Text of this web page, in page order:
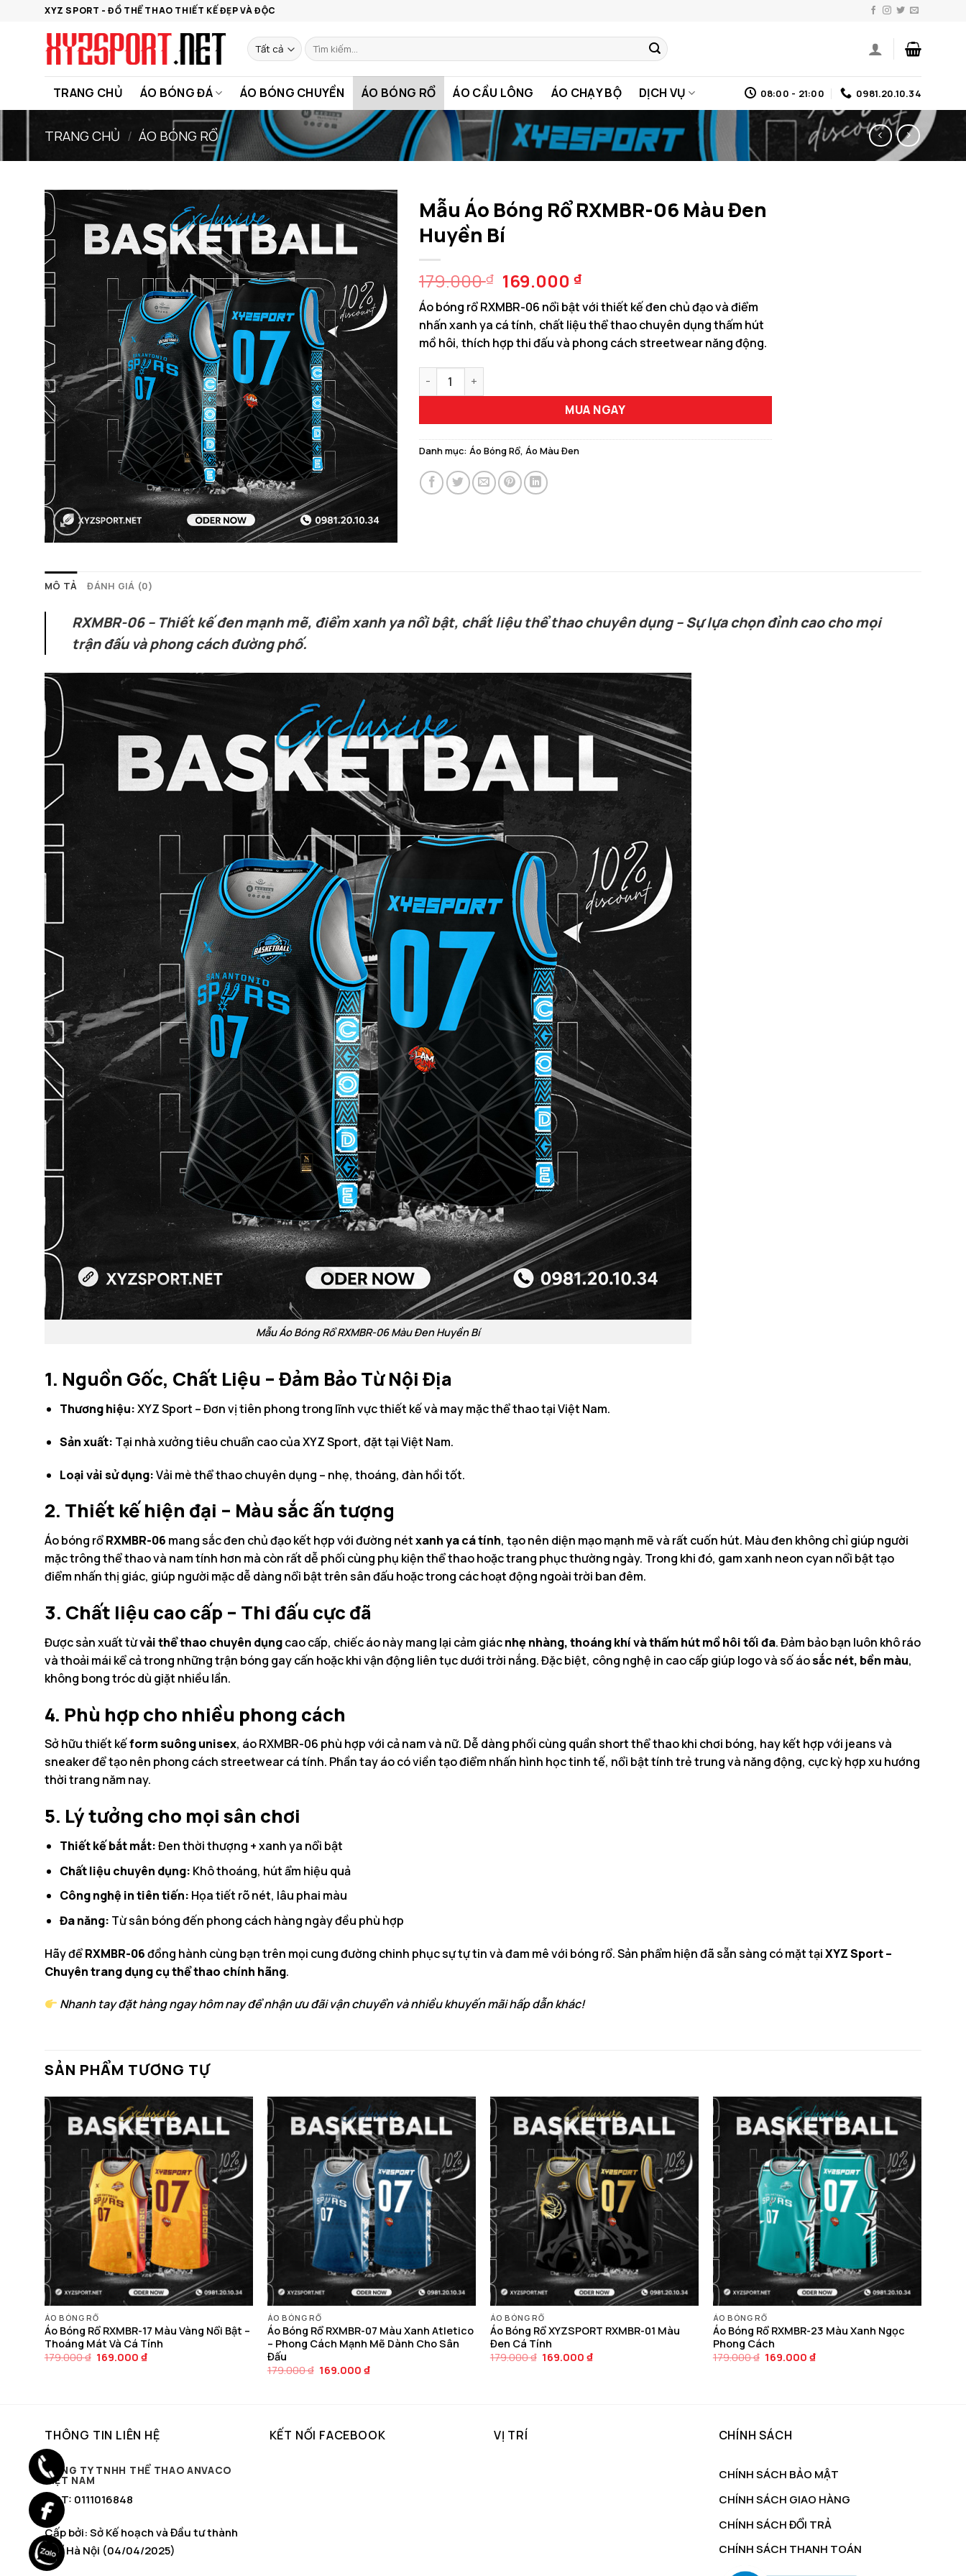
XYZ SPORT - ĐỒ THỂ THAO THIẾT KẾ ĐẸP VÀ ĐỘC
Tìm
kiếm:
TRANG CHỦ ÁO BÓNG ĐÁ ÁO BÓNG CHUYỀN ÁO BÓNG RỔ ÁO CẦU LÔNG ÁO CHẠY BỘ DỊCH VỤ 08:00 - 21:00 0981.20.10.34
TRANG CHỦ / ÁO BÓNG RỔ
Mẫu Áo Bóng Rổ RXMBR-06 Màu Đen
Huyền Bí
179.000₫ Giá
gốc
là:
179.000 ₫.
169.000₫Giá
hiện
tại
là:
169.000 ₫.
Áo bóng rổ RXMBR-06 nổi bật với thiết kế đen chủ đạo và điểm
nhấn xanh ya cá tính, chất liệu thể thao chuyên dụng thấm hút
mồ hôi, thích hợp thi đấu và phong cách streetwear năng động.
Mẫu Áo Bóng Rổ RXMBR-06 Màu Đen Huyền Bí số lượng
MUA NGAY
Danh mục: Áo Bóng Rổ, Áo Màu Đen
MÔ TẢ ĐÁNH GIÁ (0)
RXMBR-06 – Thiết kế đen mạnh mẽ, điểm xanh ya nổi bật, chất liệu thể thao chuyên dụng – Sự lựa chọn đỉnh cao cho mọi
trận đấu và phong cách đường phố.
Mẫu Áo Bóng Rổ RXMBR-06 Màu Đen Huyền Bí
1. Nguồn Gốc, Chất Liệu – Đảm Bảo Từ Nội Địa
Thương hiệu:XYZ Sport – Đơn vị tiên phong trong lĩnh vực thiết kế và may mặc thể thao tại Việt Nam.
Sản xuất: Tại nhà xưởng tiêu chuẩn cao của XYZ Sport, đặt tại Việt Nam.
Loại vải sử dụng:Vải mè thể thao chuyên dụng – nhẹ, thoáng, đàn hồi tốt.
2. Thiết kế hiện đại – Màu sắc ấn tượng
Áo bóng rổRXMBR-06 mang sắc đen chủ đạo kết hợp với đường nétxanh ya cá tính, tạo nên diện mạo mạnh mẽ và rất cuốn hút. Màu đen không chỉ giúp người
mặc trông thể thao và nam tính hơn mà còn rất dễ phối cùng phụ kiện thể thao hoặc trang phục thường ngày. Trong khi đó, gam xanh neon cyan nổi bật tạo
điểm nhấn thị giác, giúp người mặc dễ dàng nổi bật trên sân đấu hoặc trong các hoạt động ngoài trời ban đêm.
3. Chất liệu cao cấp – Thi đấu cực đã
Được sản xuất từvải thể thao chuyên dụngcao cấp, chiếc áo này mang lại cảm giácnhẹ nhàng, thoáng khí và thấm hút mồ hôi tối đa. Đảm bảo bạn luôn khô ráo
và thoải mái kể cả trong những trận bóng gay cấn hoặc khi vận động liên tục dưới trời nắng. Đặc biệt, công nghệ in cao cấp giúp logo và số áosắc nét, bền màu,
không bong tróc dù giặt nhiều lần.
4. Phù hợp cho nhiều phong cách
Sở hữu thiết kếform suông unisex, áo RXMBR-06 phù hợp với cả nam và nữ. Dễ dàng phối cùng quần short thể thao khi chơi bóng, hay kết hợp với jeans và
sneaker để tạo nên phong cách streetwear cá tính. Phần tay áo có viền tạo điểm nhấn hình học tinh tế, nổi bật tính trẻ trung và năng động, cực kỳ hợp xu hướng
thời trang năm nay.
5. Lý tưởng cho mọi sân chơi
Thiết kế bắt mắt:Đen thời thượng + xanh ya nổi bật
Chất liệu chuyên dụng: Khô thoáng, hút ẩm hiệu quả
Công nghệ in tiên tiến: Họa tiết rõ nét, lâu phai màu
Đa năng: Từ sân bóng đến phong cách hàng ngày đều phù hợp
Hãy đểRXMBR-06đồng hành cùng bạn trên mọi cung đường chinh phục sự tự tin và đam mê với bóng rổ. Sản phẩm hiện đã sẵn sàng có mặt tạiXYZ Sport –
Chuyên trang dụng cụ thể thao chính hãng.
Nhanh tay đặt hàng ngay hôm nay để nhận ưu đãi vận chuyển và nhiều khuyến mãi hấp dẫn khác!
SẢN PHẨM TƯƠNG TỰ
ÁO BÓNG RỔ
Áo Bóng Rổ RXMBR-17 Màu Vàng Nổi Bật –
Thoáng Mát Và Cá Tính
179.000₫ Giá
169.000₫Giá
ÁO BÓNG RỔ
Áo Bóng Rổ RXMBR-07 Màu Xanh Atletico
– Phong Cách Mạnh Mẽ Dành Cho Sân
Đấu
179.000₫ Giá
169.000₫Giá
ÁO BÓNG RỔ
Áo Bóng Rổ XYZSPORT RXMBR-01 Màu
Đen Cá Tính
179.000₫ Giá
169.000₫Giá
ÁO BÓNG RỔ
Áo Bóng Rổ RXMBR-23 Màu Xanh Ngọc
Phong Cách
179.000₫ Giá
169.000₫Giá
THÔNG TIN LIÊN HỆ
CÔNG TY TNHH THỂ THAO ANVACO
VIỆT NAM
MST: 0111016848
Cấp bởi: Sở Kế hoạch và Đầu tư thành
phố Hà Nội (04/04/2025)
KẾT NỐI FACEBOOK VỊ TRÍ CHÍNH SÁCH
CHÍNH SÁCH BẢO MẬT
CHÍNH SÁCH GIAO HÀNG
CHÍNH SÁCH ĐỔI TRẢ
CHÍNH SÁCH THANH TOÁN